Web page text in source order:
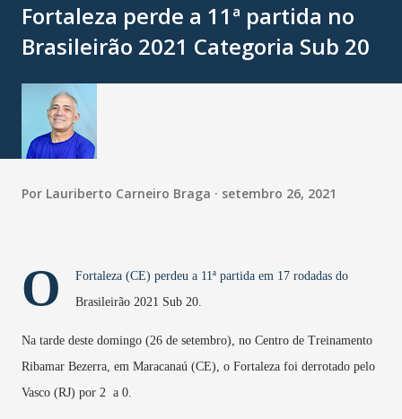
Fortaleza perde a 11ª partida no
Brasileirão 2021 Categoria Sub 20
Por Lauriberto Carneiro Braga setembro 26, 2021
O
Fortaleza (CE) perdeu a 11ª partida em 17 rodadas do
Brasileirão 2021 Sub 20.
Na tarde deste domingo (26 de setembro), no Centro de Treinamento
Ribamar Bezerra, em Maracanaú (CE), o Fortaleza foi derrotado pelo
Vasco (RJ) por 2 a 0.